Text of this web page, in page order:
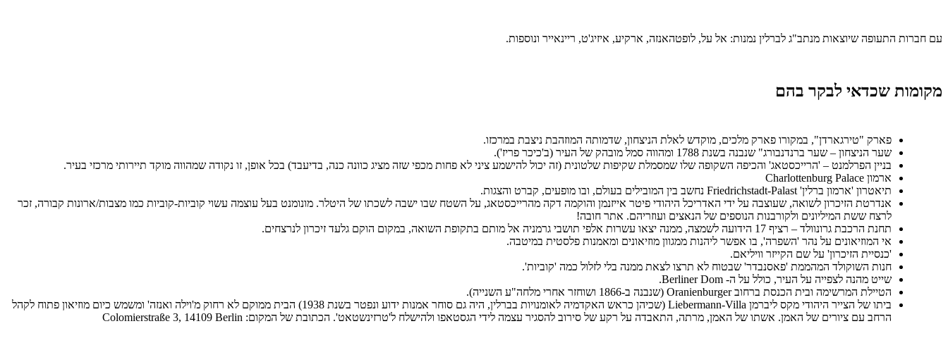
עם חברות התעופה שיוצאות מנתב"ג לברלין נמנות: אל על, לופטהאנזה, ארקיע, איזיג'ט, ריינאייר ונוספות.
מקומות שכדאי לבקר בהם
פארק "טירגארדן", במקורו פארק מלכים, מוקדש לאלת הניצחון, שדמותה המוזהבת ניצבת במרכזו.
שער הניצחון – שער ברנדנבורג" שנבנה בשנת 1788 ומהווה סמל מובהק של העיר (ב'כיכר פריז').
בניין הפרלמנט – 'הרייכסטאג' והכיפה השקופה שלו שמסמלת שקיפות שלטונית (זה יכול להישמע ציני לא פחות מכפי שזה מציג כוונה כנה, בדיעבד) בכל אופן, זו נקודה שמהווה מוקד תיירותי מרכזי בעיר.
ארמון ‪Charlottenburg Palace
תיאטרון 'ארמון ברלין' Friedrichstadt-Palast נחשב בין המובילים בעולם, ובו מופעים, קברט והצגות.
אנדרטת הזיכרון לשואה, שעוצבה על ידי האדריכל היהודי פיטר אייזנמן והוקמה דקה מהרייכסטאג, על השטח שבו ישבה לשכתו של היטלר. מונומנט בעל עוצמה עשוי קוביות-קוביות כמו מצבות/ארונות קבורה, זכר
לרצח ששת המיליונים ולקורבנות הנוספים של הנאצים ועוזריהם. אתר חובה!
תחנת הרכבת גרונוולד – רציף 17 הידועה לשמצה, ממנה יצאו עשרות אלפי תושבי גרמניה אל מותם בתקופת השואה, במקום הוקם גלעד זיכרון לנרצחים.
אי המוזיאונים על נהר 'השפרה', בו אפשר ליהנות ממגוון מוזיאונים ומאמנות פלסטית במיטבה.
'כנסיית הזיכרון' על שם הקייזר וויליאם.
חנות השוקולד המהממת 'פאסנבדר' שבטוח לא תרצו לצאת ממנה בלי לזלול כמה 'קוביות'.
שייט מהנה לצפייה על העיר, כולל על ה- Berliner Dom.
הטיילת המרשימה ובית הכנסת ברחוב Oranienburger (שנבנה ב-1866 ושוחזר אחרי מלחה"ע השנייה).
ביתו של הצייר היהודי מקס ליברמן Liebermann-Villa (שכיהן כראש האקדמיה לאומנויות בברלין, היה גם סוחר אמנות ידוע ונפטר בשנת 1938) הבית ממוקם לא רחוק מ'וילה ואנזה' ומשמש כיום מוזיאון פתוח לקהל
הרחב עם ציורים של האמן. אשתו של האמן, מרתה, התאבדה על רקע של סירוב להסגיר עצמה לידי הגסטאפו ולהישלח ל'טרזינשטאט'. הכתובת של המקום: Colomierstraße 3, 14109 Berlin